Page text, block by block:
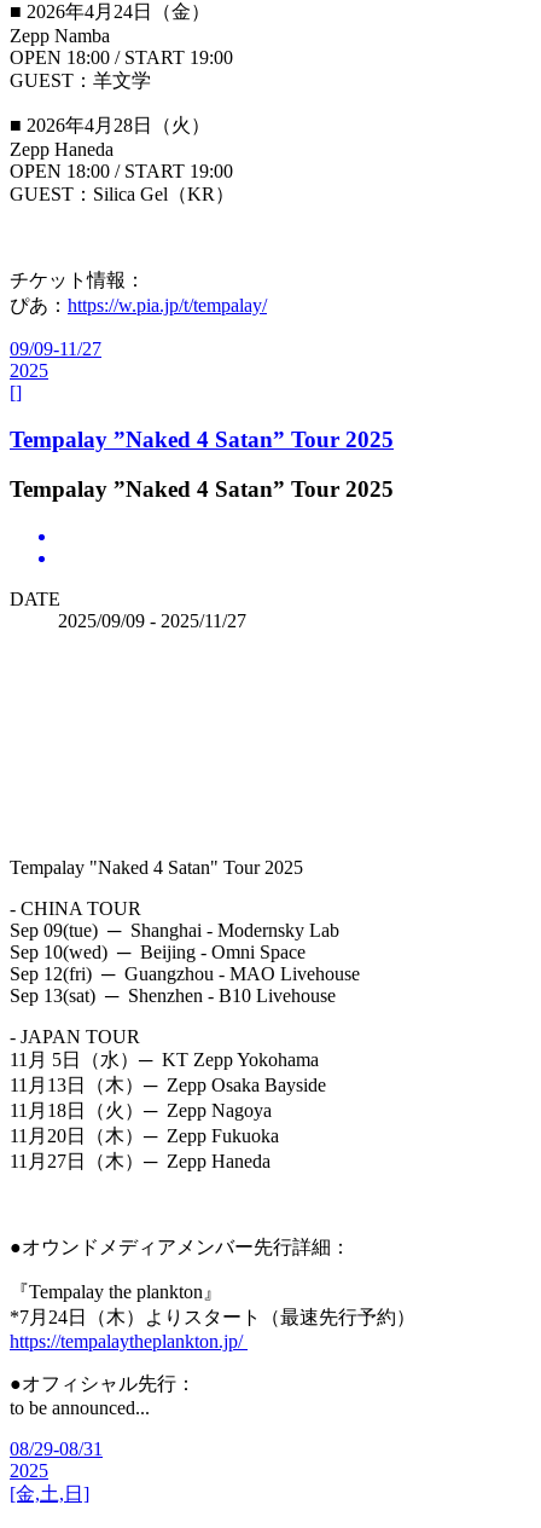
■ 2026年4月24日（金）
Zepp Namba
OPEN 18:00 / START 19:00
GUEST：羊文学
■ 2026年4月28日（火）
Zepp Haneda
OPEN 18:00 / START 19:00
GUEST：Silica Gel（KR）
チケット情報：
ぴあ： https://w.pia.jp/t/tempalay/
09/09-11/27
2025
[]
Tempalay ”Naked 4 Satan” Tour 2025
Tempalay ”Naked 4 Satan” Tour 2025
DATE
2025/09/09 - 2025/11/27
Tempalay "Naked 4 Satan" Tour 2025
- CHINA TOUR
Sep 09(tue) ─ Shanghai - Modernsky Lab
Sep 10(wed) ─ Beijing - Omni Space
Sep 12(fri) ─ Guangzhou - MAO Livehouse
Sep 13(sat) ─ Shenzhen - B10 Livehouse
- JAPAN TOUR
11月 5日（水）─ KT Zepp Yokohama
11月13日（木）─ Zepp Osaka Bayside
11月18日（火）─ Zepp Nagoya
11月20日（木）─ Zepp Fukuoka
11月27日（木）─ Zepp Haneda
●オウンドメディアメンバー先行詳細：
『Tempalay the plankton』
*7月24日（木）よりスタート（最速先行予約）
https://tempalaytheplankton.jp/
●オフィシャル先行：
to be announced...
08/29-08/31
2025
[金,土,日]